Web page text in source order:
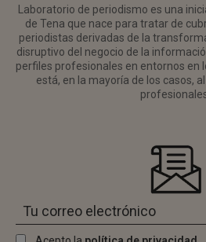
Laboratorio de periodismo es una
de Tena que nace para tratar de
periodistas derivadas de la
disruptivo del negocio de la
perfiles profesionales en entornos en
está, en la mayoría de los casos,